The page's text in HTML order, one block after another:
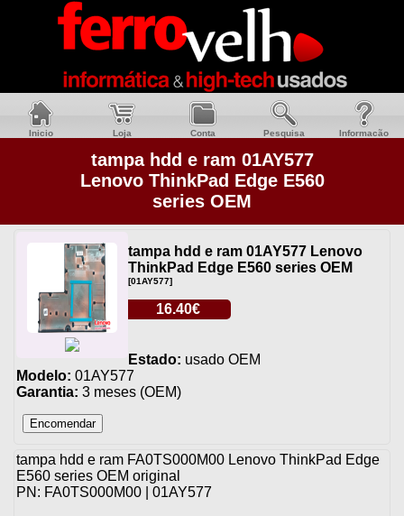
Inicio Loja Conta Pesquisa Informacão
tampa hdd e ram 01AY577
Lenovo ThinkPad Edge E560
series OEM
tampa hdd e ram 01AY577 Lenovo
ThinkPad Edge E560 series OEM
[01AY577]
16.40€
Estado: usado OEM
Modelo: 01AY577
Garantia: 3 meses (OEM)
tampa hdd e ram FA0TS000M00 Lenovo ThinkPad Edge
E560 series OEM original
PN: FA0TS000M00 | 01AY577